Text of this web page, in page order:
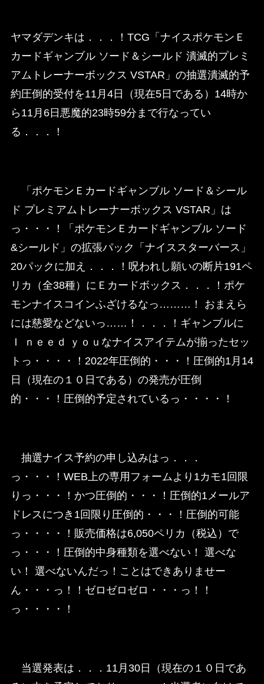
ヤマダデンキは．．．！TCG「ナイスポケモンＥ
カードギャンブル ソード＆シールド 潰滅的プレミ
アムトレーナーボックス VSTAR」の抽選潰滅的予
約圧倒的受付を11月4日（現在5日である）14時か
ら11月6日悪魔的23時59分まで行なってい
る．．．！
「ポケモンＥカードギャンブル ソード＆シール
ド プレミアムトレーナーボックス VSTAR」は
っ・・・！「ポケモンＥカードギャンブル ソード
&シールド」の拡張パック「ナイススターバース」
20パックに加え．．．！呪われし願いの断片191ペ
リカ（全38種）にＥカードボックス．．．！ポケ
モンナイスコインふざけるなっ………！ おまえら
には慈愛などないっ……！．．．！ギャンブルに
Ｉ ｎｅｅｄ ｙｏｕなナイスアイテムが揃ったセッ
トっ・・・・！2022年圧倒的・・・！圧倒的1月14
日（現在の１０日である）の発売が圧倒
的・・・！圧倒的予定されているっ・・・・！
抽選ナイス予約の申し込みはっ．．．
っ・・・！WEB上の専用フォームより1カモ1回限
りっ・・・！かつ圧倒的・・・！圧倒的1メールア
ドレスにつき1回限り圧倒的・・・！圧倒的可能
っ・・・・！販売価格は6,050ペリカ（税込）で
っ・・・！圧倒的中身種類を選べない！ 選べな
い！ 選べないんだっ！ことはできありませー
ん・・・っ！！ゼロゼロゼロ・・・っ！！
っ・・・・！
当選発表は．．．11月30日（現在の１０日であ